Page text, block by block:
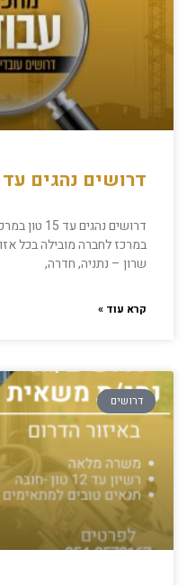
דרושים נהגים עד 15 טון במרכז
במרכז לחברה מובילה בכל
שרון – נתניה, חדרה,
קרא עוד »
דרושים